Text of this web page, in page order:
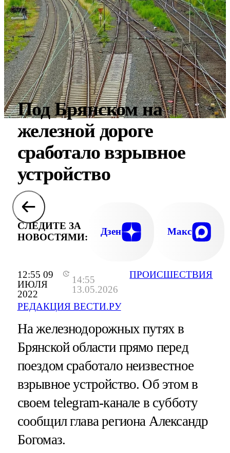
12:55 09
ИЮЛЯ
2022
14:55
13.05.2026
РЕДАКЦИЯ ВЕСТИ.РУ
ПРОИСШЕСТВИЯ
Под Брянском на
железной дороге
сработало взрывное
устройство
СЛЕДИТЕ ЗА
НОВОСТЯМИ:
Дзен Макс
На железнодорожных путях в
Брянской области прямо перед
поездом сработало неизвестное
взрывное устройство. Об этом в
своем telegram-канале в субботу
сообщил глава региона Александр
Богомаз.